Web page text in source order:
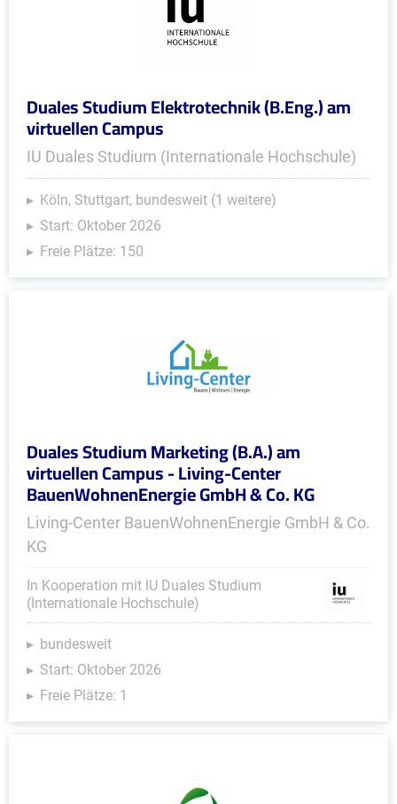
Duales Studium Elektrotechnik (B.Eng.) am
virtuellen Campus
IU Duales Studium (Internationale Hochschule)
Köln, Stuttgart, bundesweit (1 weitere)
Start: Oktober 2026
Freie Plätze: 150
Duales Studium Marketing (B.A.) am
virtuellen Campus - Living-Center
BauenWohnenEnergie GmbH & Co. KG
Living-Center BauenWohnenEnergie GmbH & Co.
KG
In Kooperation mit IU Duales Studium
(Internationale Hochschule)
bundesweit
Start: Oktober 2026
Freie Plätze: 1